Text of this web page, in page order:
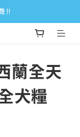
‼
‼
贈 $1＝1Pt.
蘭全天
犬糧